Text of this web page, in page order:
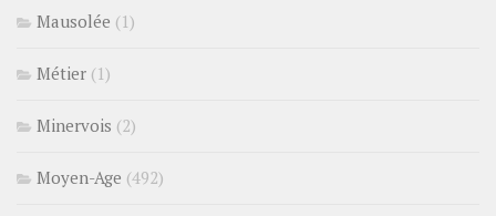
Mausolée (1)
Métier (1)
Minervois (2)
Moyen-Age (492)